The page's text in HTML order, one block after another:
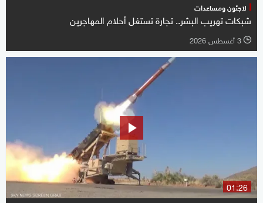
لاجئون ومساعدات
شبكات تهريب البشر.. تجارة تستغل أحلام المهاجرين
l 3 أغسطس 2026
01:26